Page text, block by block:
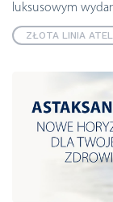
luksusowym
ZŁOTA LINIA